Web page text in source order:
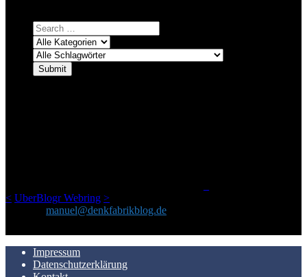
< UberBlogr Webring >
manuel@denkfabrikblog.de
Impressum
Datenschutzerklärung